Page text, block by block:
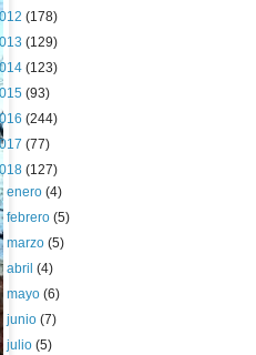
(178)
(129)
(123)
(93)
(244)
(77)
(127)
enero(4)
febrero(5)
marzo(5)
abril(4)
mayo(6)
junio(7)
julio(5)